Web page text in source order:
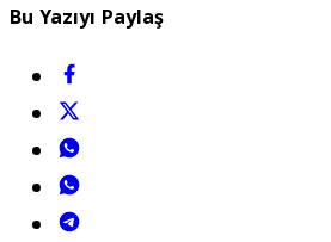
Bu Yazıyı Paylaş